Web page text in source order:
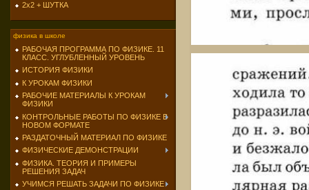
2х2 + ШУТКА
физика в школе
РАБОЧАЯ ПРОГРАММА ПО ФИЗИКЕ. 11
КЛАСС. УГЛУБЛЕННЫЙ УРОВЕНЬ
ИСТОРИЯ ФИЗИКИ
К УРОКАМ ФИЗИКИ
РАБОЧИЕ МАТЕРИАЛЫ К УРОКАМ
ФИЗИКИ
КОНТРОЛЬНЫЕ РАБОТЫ ПО ФИЗИКЕ В
НОВОМ ФОРМАТЕ
РАЗДАТОЧНЫЙ МАТЕРИАЛ ПО ФИЗИКЕ
ФИЗИЧЕСКИЕ ДЕМОНСТРАЦИИ
ФИЗИКА. ТЕОРИЯ И ПРИМЕРЫ
РЕШЕНИЯ ЗАДАЧ
УЧИМСЯ РЕШАТЬ ЗАДАЧИ ПО ФИЗИКЕ